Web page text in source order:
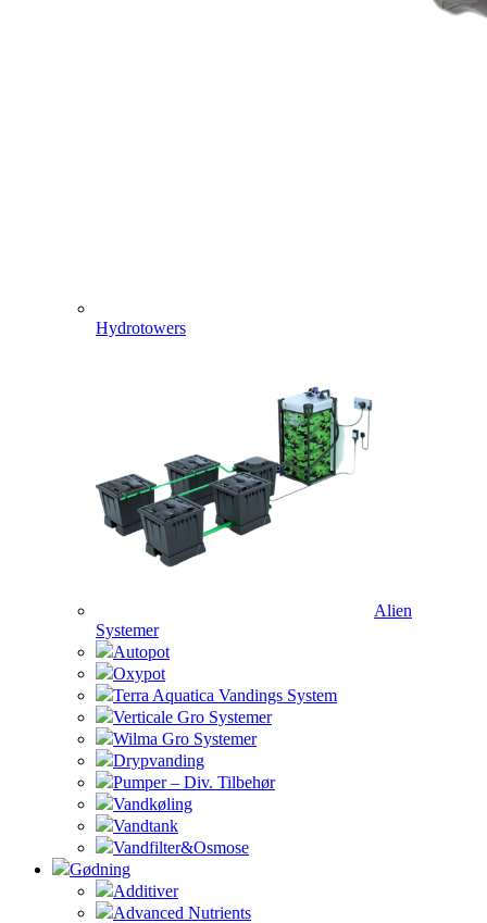
Hydrotowers
Alien
Systemer
Autopot
Oxypot
Terra Aquatica Vandings System
Verticale Gro Systemer
Wilma Gro Systemer
Drypvanding
Pumper – Div. Tilbehør
Vandkøling
Vandtank
Vandfilter&Osmose
Gødning
Additiver
Advanced Nutrients